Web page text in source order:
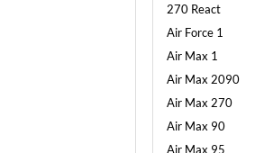
270 React
Air Force 1
Air Max 1
Air Max 2090
Air Max 270
Air Max 90
Air Max 95